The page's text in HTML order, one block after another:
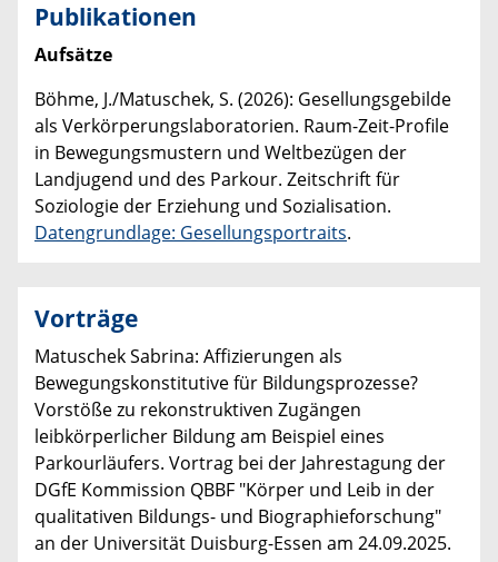
Publikationen
Aufsätze
Böhme, J./Matuschek, S. (2026): Gesellungsgebilde
als Verkörperungslaboratorien. Raum-Zeit-Profile
in Bewegungsmustern und Weltbezügen der
Landjugend und des Parkour. Zeitschrift für
Soziologie der Erziehung und Sozialisation.
Datengrundlage: Gesellungsportraits.
Vorträge
Matuschek Sabrina: Affizierungen als
Bewegungskonstitutive für Bildungsprozesse?
Vorstöße zu rekonstruktiven Zugängen
leibkörperlicher Bildung am Beispiel eines
Parkourläufers. Vortrag bei der Jahrestagung der
DGfE Kommission QBBF "Körper und Leib in der
qualitativen Bildungs- und Biographieforschung"
an der Universität Duisburg-Essen am 24.09.2025.